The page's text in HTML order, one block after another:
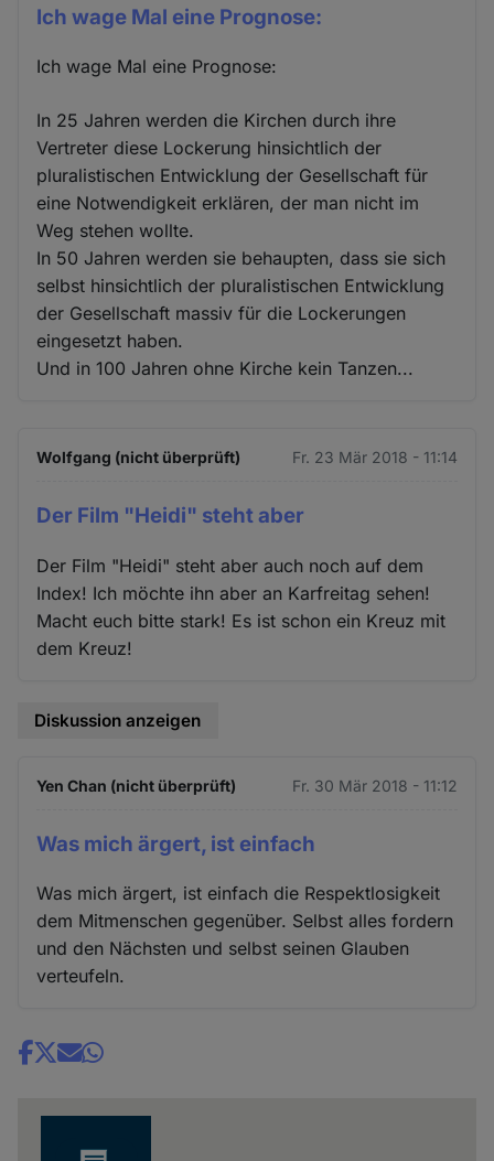
Ich wage Mal eine Prognose:
Ich wage Mal eine Prognose:
In 25 Jahren werden die Kirchen durch ihre
Vertreter diese Lockerung hinsichtlich der
pluralistischen Entwicklung der Gesellschaft für
eine Notwendigkeit erklären, der man nicht im
Weg stehen wollte.
In 50 Jahren werden sie behaupten, dass sie sich
selbst hinsichtlich der pluralistischen Entwicklung
der Gesellschaft massiv für die Lockerungen
eingesetzt haben.
Und in 100 Jahren ohne Kirche kein Tanzen...
Wolfgang (nicht überprüft) Fr. 23 Mär 2018 - 11:14
Der Film "Heidi" steht aber
Der Film "Heidi" steht aber auch noch auf dem
Index! Ich möchte ihn aber an Karfreitag sehen!
Macht euch bitte stark! Es ist schon ein Kreuz mit
dem Kreuz!
Diskussion anzeigen
Yen Chan (nicht überprüft) Fr. 30 Mär 2018 - 11:12
Was mich ärgert, ist einfach
Was mich ärgert, ist einfach die Respektlosigkeit
dem Mitmenschen gegenüber. Selbst alles fordern
und den Nächsten und selbst seinen Glauben
verteufeln.
Share